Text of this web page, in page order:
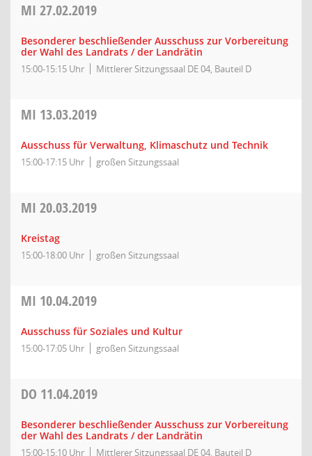
MI 27.02.2019
Besonderer beschließender Ausschuss zur Vorbereitung
der Wahl des Landrats / der Landrätin
15:00-15:15 Uhr Mittlerer Sitzungssaal DE 04, Bauteil D
MI 13.03.2019
Ausschuss für Verwaltung, Klimaschutz und Technik
15:00-17:15 Uhr großen Sitzungssaal
MI 20.03.2019
Kreistag
15:00-18:00 Uhr großen Sitzungssaal
MI 10.04.2019
Ausschuss für Soziales und Kultur
15:00-17:05 Uhr großen Sitzungssaal
DO 11.04.2019
Besonderer beschließender Ausschuss zur Vorbereitung
der Wahl des Landrats / der Landrätin
15:00-15:10 Uhr Mittlerer Sitzungssaal DE 04, Bauteil D